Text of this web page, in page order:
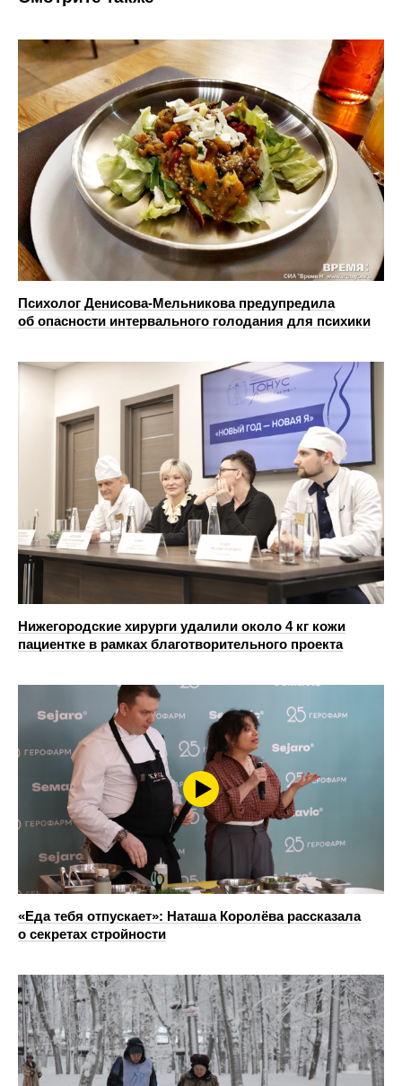
Психолог Денисова-Мельникова предупредила
об опасности интервального голодания для психики
Нижегородские хирурги удалили около 4 кг кожи
пациентке в рамках благотворительного проекта
«Еда тебя отпускает»: Наташа Королёва рассказала
о секретах стройности